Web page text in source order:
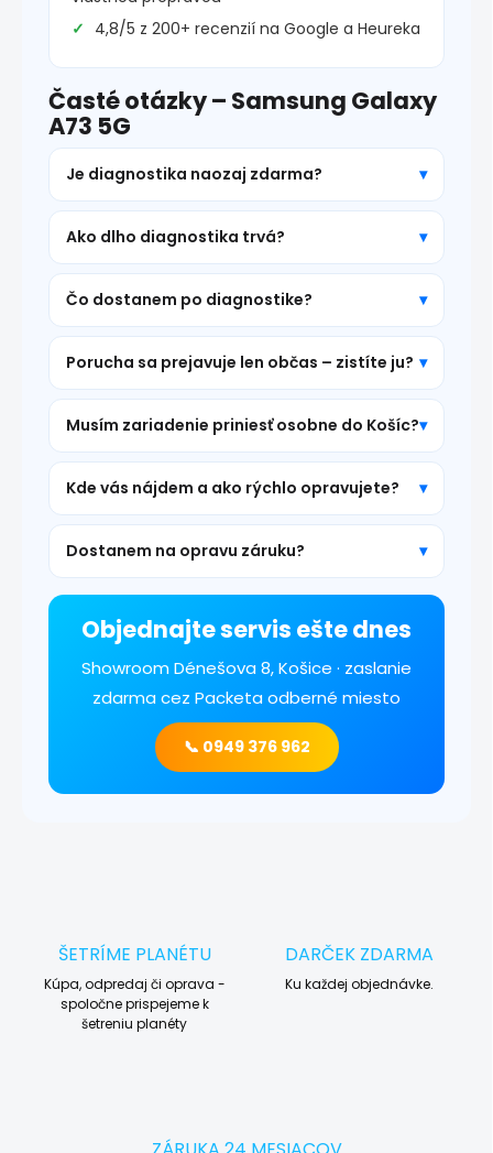
4,8/5 z 200+ recenzií na Google a Heureka
Časté otázky – Samsung Galaxy
A73 5G
Je diagnostika naozaj zdarma?
Ako dlho diagnostika trvá?
Čo dostanem po diagnostike?
Porucha sa prejavuje len občas – zistíte ju?
Musím zariadenie priniesť osobne do Košíc?
Kde vás nájdem a ako rýchlo opravujete?
Dostanem na opravu záruku?
Objednajte servis ešte dnes
Showroom Dénešova 8, Košice · zaslanie
zdarma cez Packeta odberné miesto
📞 0949 376 962
ŠETRÍME PLANÉTU
Kúpa, odpredaj či oprava -
spoločne prispejeme k
šetreniu planéty
DARČEK ZDARMA
Ku každej objednávke.